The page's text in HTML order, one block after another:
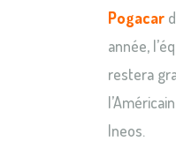
Pogacar
année,
restera
l’Américain
Ineos.